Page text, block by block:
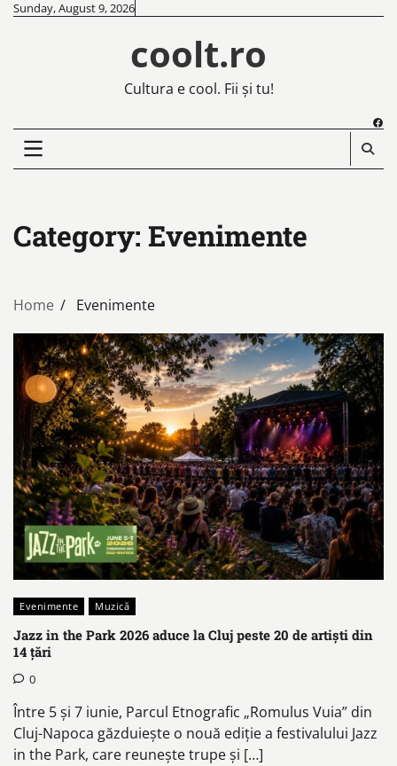
SkipSunday, August 9, 2026
coolt.ro
Cultura e cool. Fii și tu!
Category: Evenimente
Home Evenimente
Evenimente Muzică
Jazz in the Park 2026 aduce la Cluj peste 20 de artiști din
14 țări
0
Între 5 și 7 iunie, Parcul Etnografic „Romulus Vuia” din
Cluj-Napoca găzduiește o nouă ediție a festivalului Jazz
in the Park, care reunește trupe și […]